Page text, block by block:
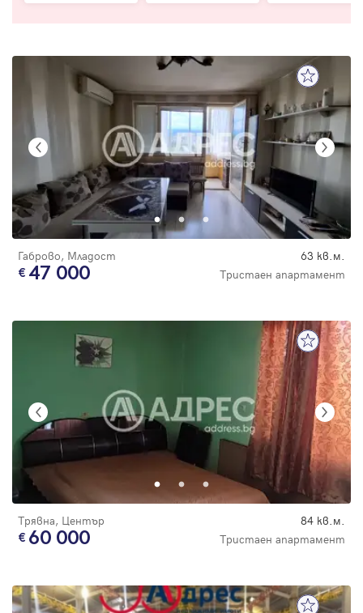
Габрово, Младост 63 кв.м.
47 000 Тристаен апартамент
Трявна, Център 84 кв.м.
60 000 Тристаен апартамент